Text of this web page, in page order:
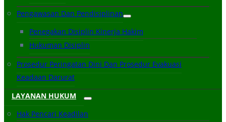
Pengawasan Dan Pendisiplinan
Penegakan Disiplin Kinerja Hakim
Hukuman Disiplin
Prosedur Peringatan Dini Dan Prosedur Evakuasi
Keadaan Darurat
LAYANAN HUKUM
Hak Pencari Keadilan